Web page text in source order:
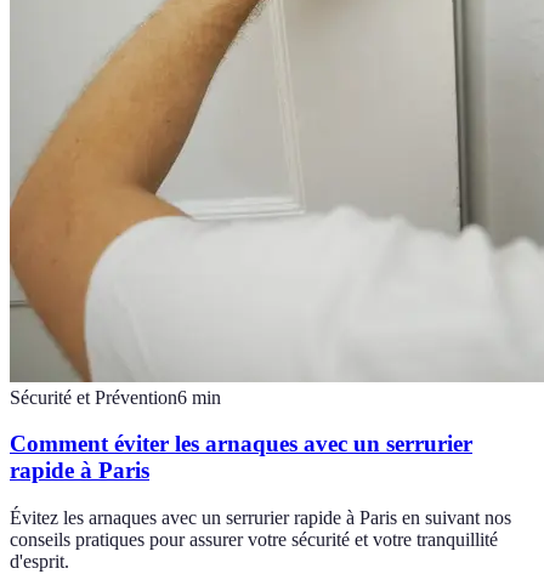
Sécurité et Prévention6 min
Comment éviter les arnaques avec un serrurier
rapide à Paris
Évitez les arnaques avec un serrurier rapide à Paris en suivant nos
conseils pratiques pour assurer votre sécurité et votre tranquillité
d'esprit.